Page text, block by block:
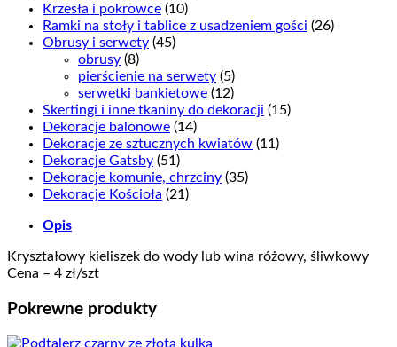
Krzesła i pokrowce (10)
Ramki na stoły i tablice z usadzeniem gości (26)
Obrusy i serwety (45)
obrusy (8)
pierścienie na serwety (5)
serwetki bankietowe (12)
Skertingi i inne tkaniny do dekoracji (15)
Dekoracje balonowe (14)
Dekoracje ze sztucznych kwiatów (11)
Dekoracje Gatsby (51)
Dekoracje komunie, chrzciny (35)
Dekoracje Kościoła (21)
Opis
Kryształowy kieliszek do wody lub wina różowy, śliwkowy
Cena – 4 zł/szt
Pokrewne produkty